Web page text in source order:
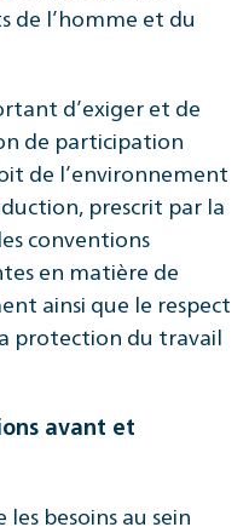
de l’homme et du
d’exiger et de
de participation
de l’environnement
prescrit par la
conventions
en matière de
ainsi que le respect
protection du travail
avant et
besoins au sein